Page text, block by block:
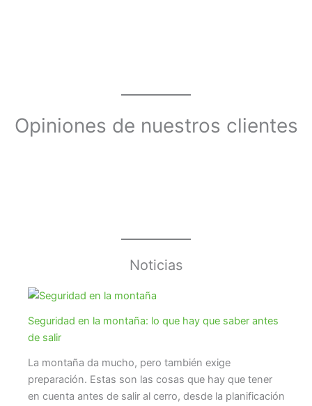
Opiniones de nuestros clientes
Noticias
Seguridad en la montaña: lo que hay que saber antes
de salir
La montaña da mucho, pero también exige
preparación. Estas son las cosas que hay que tener
en cuenta antes de salir al cerro, desde la planificación